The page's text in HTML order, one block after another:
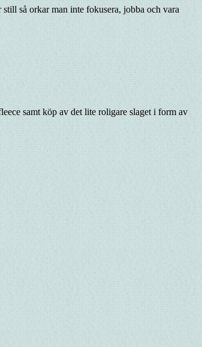
så orkar man inte fokusera, jobba och vara
samt köp av det lite roligare slaget i form av